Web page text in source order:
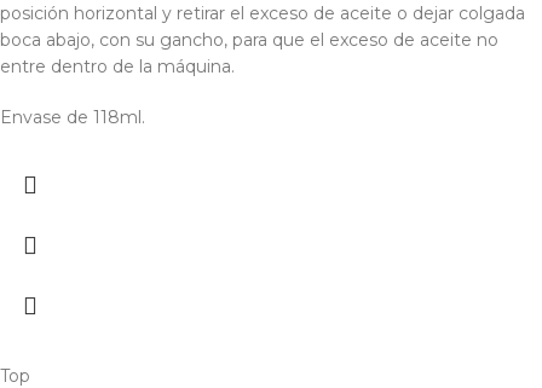
posición horizontal y retirar el exceso de aceite o dejar colgada
boca abajo, con su gancho, para que el exceso de aceite no
entre dentro de la máquina.
Envase de 118ml.
Top